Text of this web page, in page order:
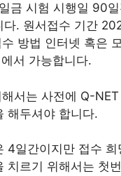
금 시험 시행일 90
다. 원서접수 기간
방법 인터넷 혹은
서 가능합니다.
서는 사전에 Q-
해두셔야 합니다.
4일간이지만 접수 희
치르기 위해서는 첫